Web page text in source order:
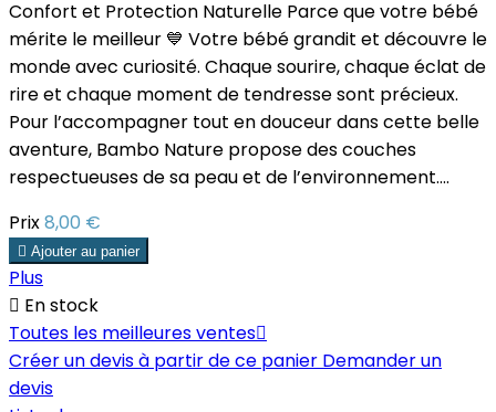
Confort et Protection Naturelle Parce que votre bébé
mérite le meilleur 💙 Votre bébé grandit et découvre le
monde avec curiosité. Chaque sourire, chaque éclat de
rire et chaque moment de tendresse sont précieux.
Pour l’accompagner tout en douceur dans cette belle
aventure, Bambo Nature propose des couches
respectueuses de sa peau et de l’environnement....
Prix8,00 €
 Ajouter au panier
Plus
 En stock
Toutes les meilleures ventes
Créer un devis à partir de ce panier Demander un
devis